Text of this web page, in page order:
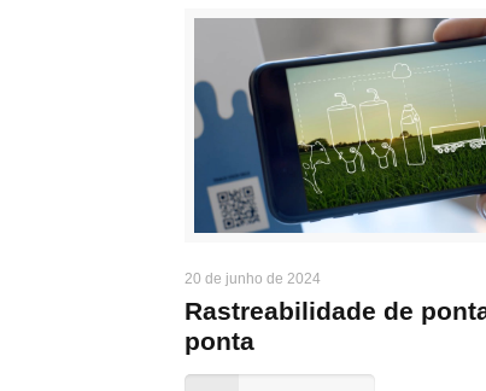
20 de junho de 2024
Rastreabilidade de
ponta